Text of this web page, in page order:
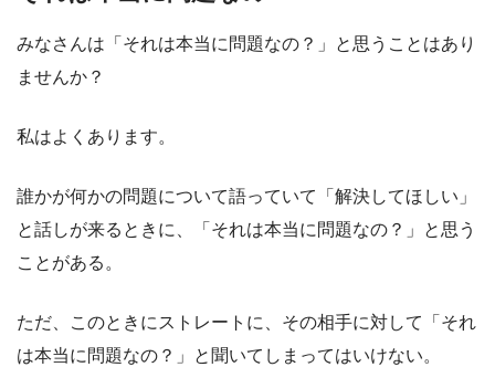
みなさんは「それは本当に問題なの？」と思うことはあり
ませんか？
私はよくあります。
誰かが何かの問題について語っていて「解決してほしい」
と話しが来るときに、「それは本当に問題なの？」と思う
ことがある。
ただ、このときにストレートに、その相手に対して「それ
は本当に問題なの？」と聞いてしまってはいけない。